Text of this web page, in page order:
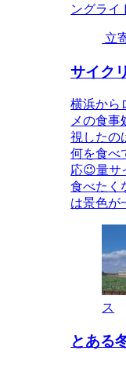
ングライ
立
サイク
横浜から
メの食
視したの
何を食べ
応😉量サ
食べたく
は景色が
ス
とある